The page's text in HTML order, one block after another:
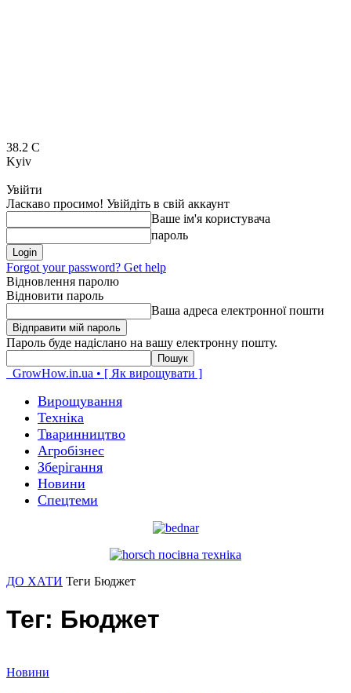
38.2 C
Kyiv
Увійти
Ласкаво просимо! Увійдіть в свій аккаунт
Ваше ім'я користувача
пароль
Forgot your password? Get help
Відновлення паролю
Відновити пароль
Ваша адреса електронної пошти
Пароль буде надіслано на вашу електронну пошту.
GrowHow.in.ua • [ Як вирощувати ]
Вирощування
Техніка
Тваринництво
Агробізнес
Зберігання
Новини
Спецтеми
ДО ХАТИ Теги Бюджет
Тег: Бюджет
Новини